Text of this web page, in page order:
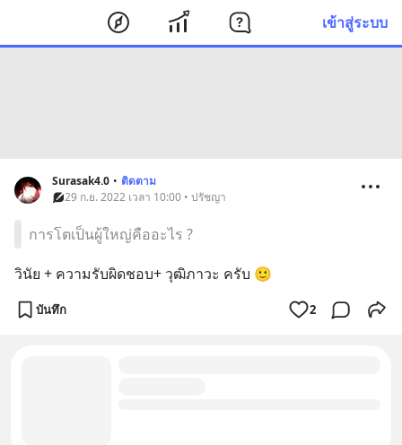
เข้าสู่ระบบ
Surasak4.0 • ติดตาม
29 ก.ย. 2022 เวลา 10:00 • ปรัชญา
การโตเป็นผู้ใหญ่คืออะไร ?
วินัย + ความรับผิดชอบ+ วุฒิภาวะ ครับ 🙂
บันทึก 2